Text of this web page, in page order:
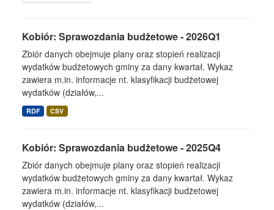
Kobiór: Sprawozdania budżetowe - 2026Q1
Zbiór danych obejmuje plany oraz stopień realizacji
wydatków budżetowych gminy za dany kwartał. Wykaz
zawiera m.in. informacje nt. klasyfikacji budżetowej
wydatków (działów,...
RDF CSV
Kobiór: Sprawozdania budżetowe - 2025Q4
Zbiór danych obejmuje plany oraz stopień realizacji
wydatków budżetowych gminy za dany kwartał. Wykaz
zawiera m.in. informacje nt. klasyfikacji budżetowej
wydatków (działów,...